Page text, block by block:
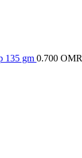
135 gm 0.700 OMR